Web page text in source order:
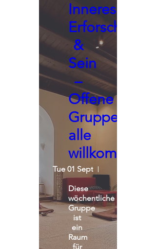
Inneres
Erforschen
&
Sein
–
Offene
Gruppe,
alle
willkommen
Tue 01 Sept
Diese
wöchentliche
Gruppe
ist
ein
Raum
für